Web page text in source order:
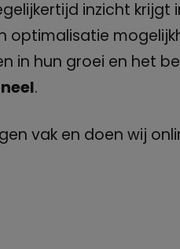
inzicht krijgt
in hun groei en het
.
vak en doen wij